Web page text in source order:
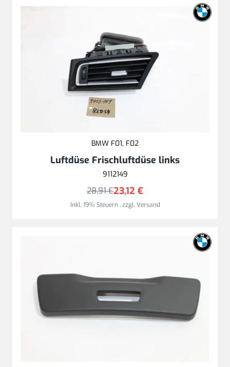
BMW F01, F02
Luftdüse Frischluftdüse links
9112149
23,12 €
28,91 €
Inkl. 19% Steuern,zzgl.Versand